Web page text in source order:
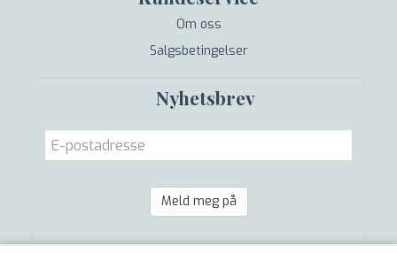
Om oss
Salgsbetingelser
Nyhetsbrev
Meld meg på